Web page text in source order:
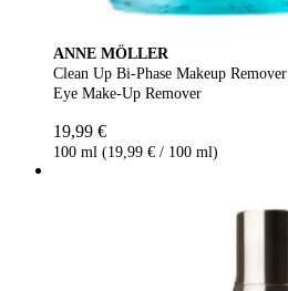
ANNE MÖLLER
Clean Up Bi-Phase Makeup Remover
Eye Make-Up Remover
19,99 €
100 ml (19,99 € / 100 ml)